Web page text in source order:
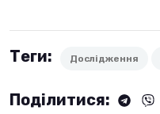
Теги: Дослідження
Поділитися: